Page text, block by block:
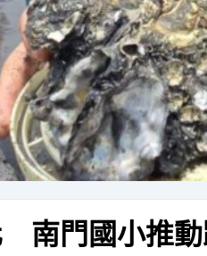
南門國小推